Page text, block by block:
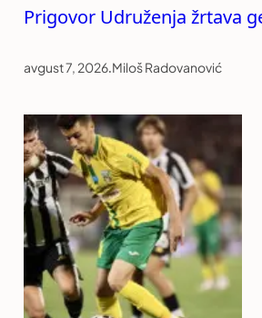
Prigovor Udruženja žrtava
avgust 7, 2026.Miloš Radovanović